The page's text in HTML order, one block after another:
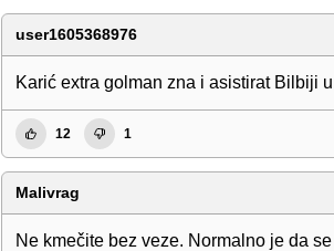
user1605368976
Karić extra golman zna i asistirat Bilbiji
12 1
Malivrag
Ne kmečite bez veze. Normalno je da